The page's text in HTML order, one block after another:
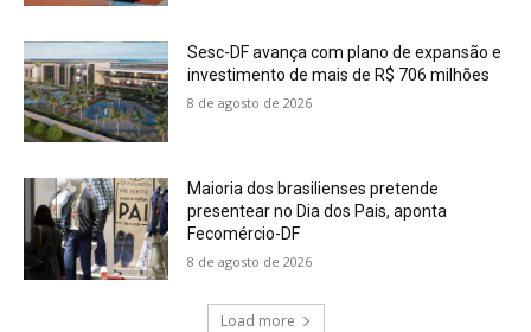
Sesc-DF avança com plano de expansão e
investimento de mais de R$ 706 milhões
8 de agosto de 2026
Maioria dos brasilienses pretende
presentear no Dia dos Pais, aponta
Fecomércio-DF
8 de agosto de 2026
Load more